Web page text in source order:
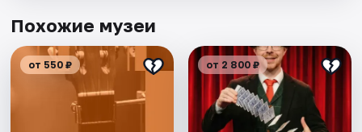
Похожие музеи
от 550 ₽ от 2 800 ₽